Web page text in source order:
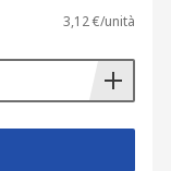
3,12 €/unità